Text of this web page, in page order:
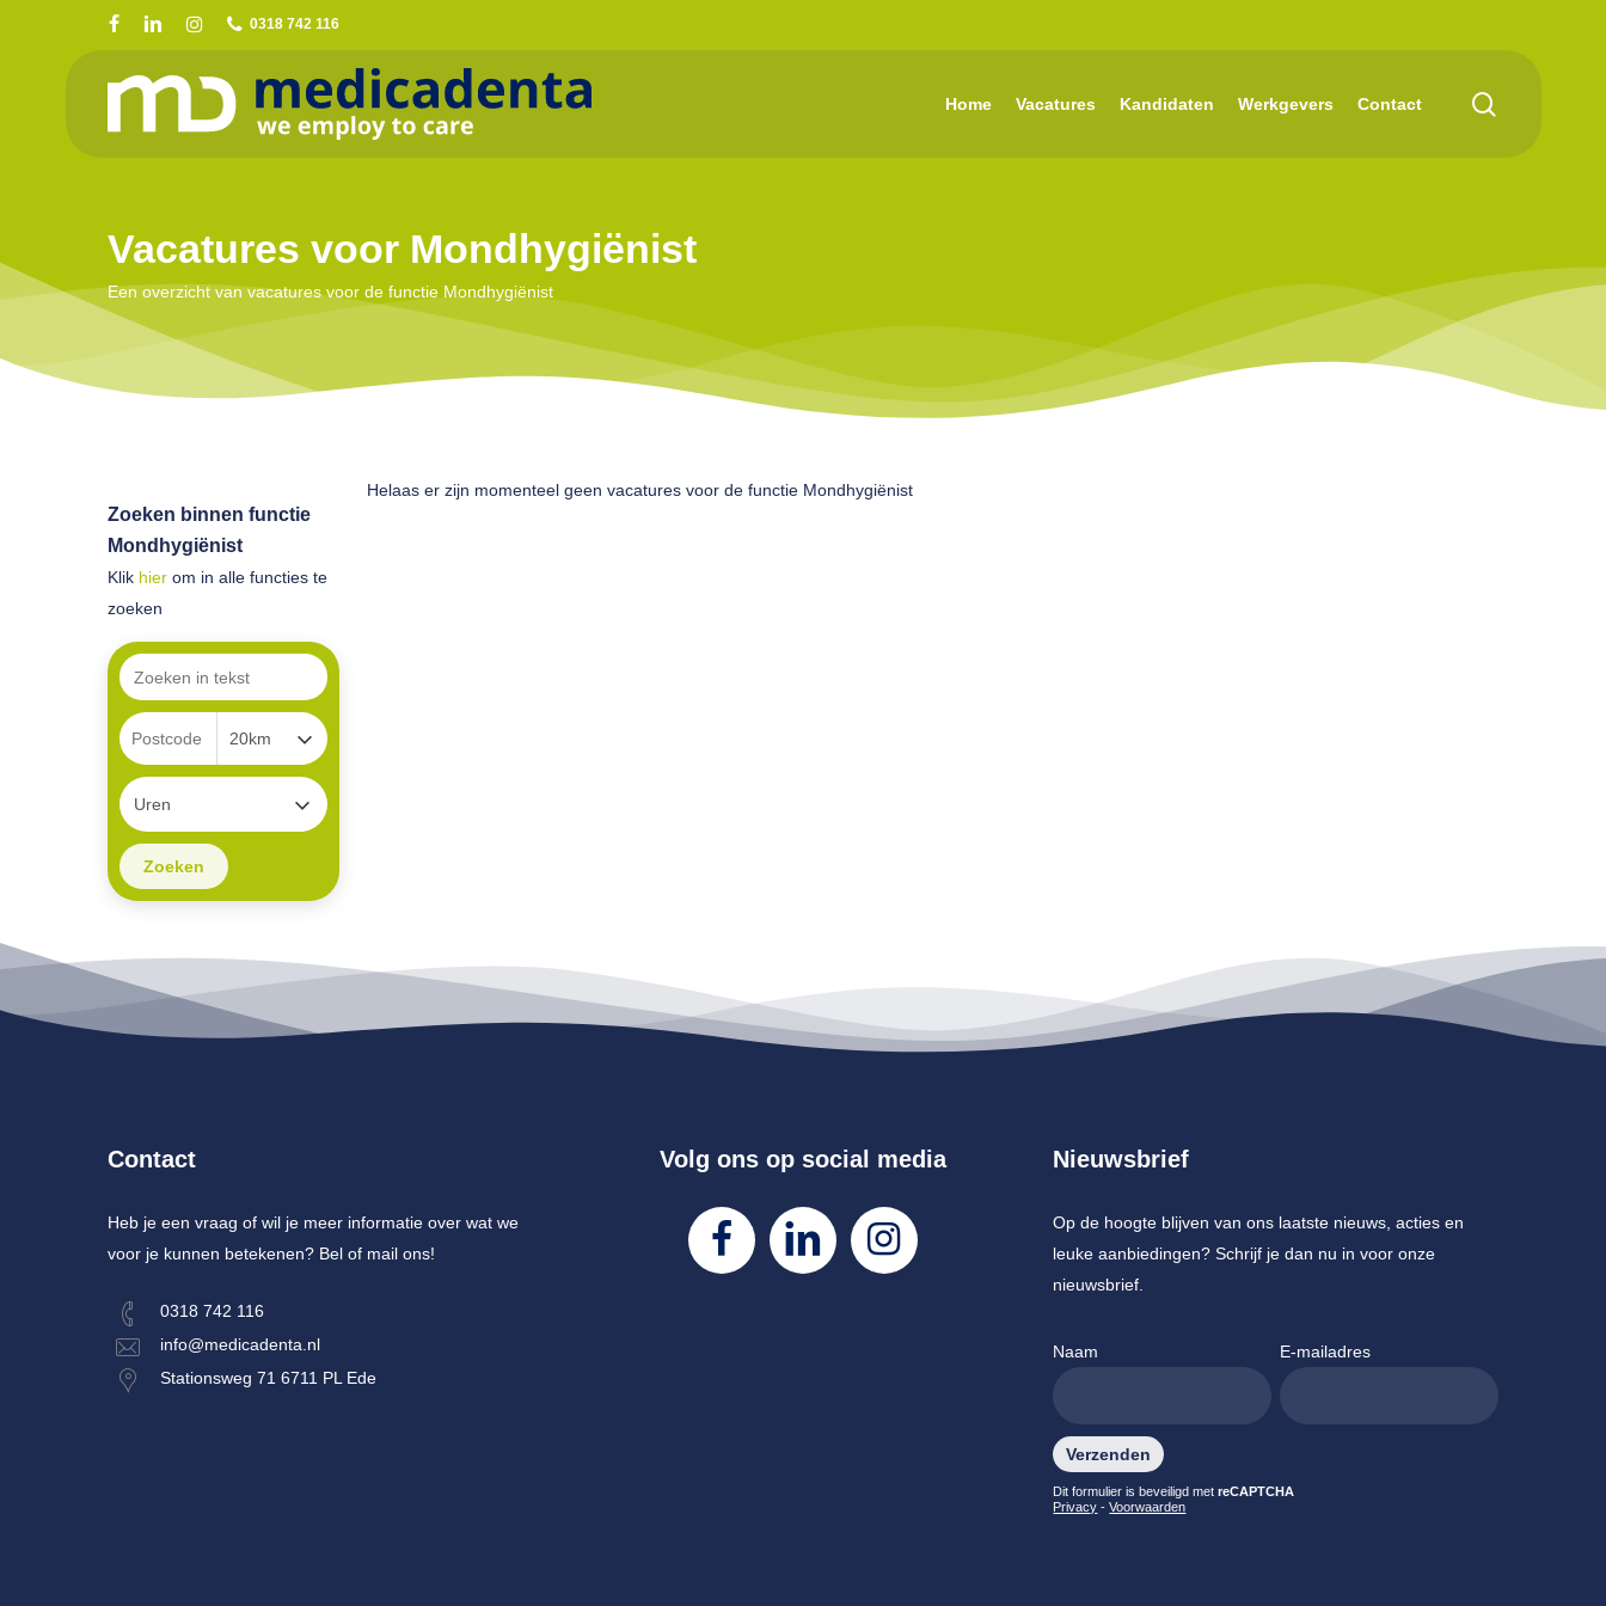
0318 742 116
Home Vacatures Kandidaten Werkgevers Contact
Vacatures voor Mondhygiënist
Een overzicht van vacatures voor de functie Mondhygiënist
Zoeken binnen functie
Mondhygiënist
Klik hier om in alle functies te
zoeken
Helaas er zijn momenteel geen vacatures voor de functie Mondhygiënist
Contact
Heb je een vraag of wil je meer informatie over wat we
voor je kunnen betekenen? Bel of mail ons!
0318 742 116
info@medicadenta.nl
Stationsweg 71 6711 PL Ede
Volg ons op social media Nieuwsbrief
Op de hoogte blijven van ons laatste nieuws, acties en
leuke aanbiedingen? Schrijf je dan nu in voor onze
nieuwsbrief.
Naam E-mailadres
Gelieve dit veld leeg te laten.
Dit formulier is beveiligd metreCAPTCHA
Privacy -Voorwaarden